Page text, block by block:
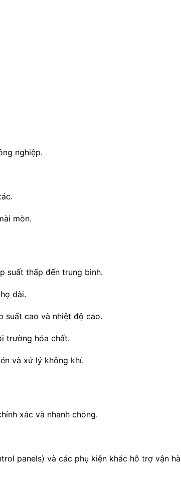
nghiệp.
mòn.
suất thấp đến trung bình.
dài.
suất cao và nhiệt độ cao.
trường hóa chất.
và xử lý không khí.
xác và nhanh chóng.
panels) và các phụ kiện khác hỗ trợ vận